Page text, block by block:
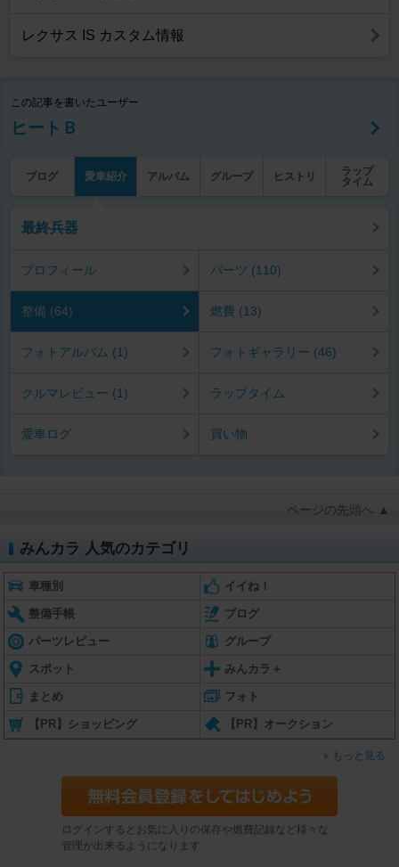
レクサス IS カスタム情報
この記事を書いたユーザー
ヒートＢ
ブログ 愛車紹介 アルバム グループ ヒストリ
ラップ
タイム
最終兵器
プロフィール パーツ (110)
整備 (64) 燃費 (13)
フォトアルバム (1) フォトギャラリー (46)
クルマレビュー (1) ラップタイム
愛車ログ 買い物
ページの先頭へ ▲
みんカラ 人気のカテゴリ
車種別 イイね！
整備手帳 ブログ
パーツレビュー グループ
スポット みんカラ＋
まとめ フォト
【PR】ショッピング 【PR】オークション
もっと見る
ログインするとお気に入りの保存や燃費記録など様々な
管理が出来るようになります